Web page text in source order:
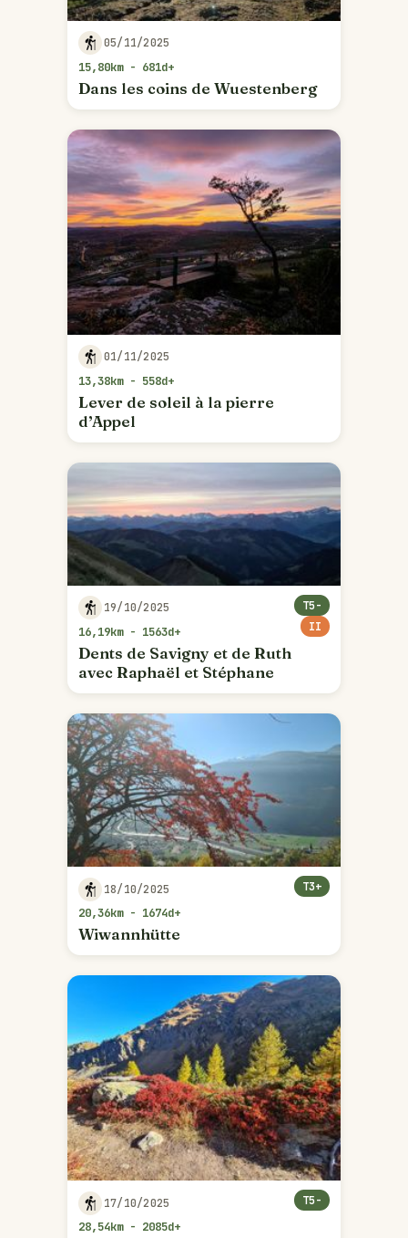
05/11/2025
15,80km - 681d+
Dans les coins de Wuestenberg
01/11/2025
13,38km - 558d+
Lever de soleil à la pierre
d’Appel
19/10/2025
16,19km - 1563d+
Dents de Savigny et de Ruth
avec Raphaël et Stéphane
T5-
II
18/10/2025
20,36km - 1674d+
Wiwannhütte
T3+
17/10/2025
28,54km - 2085d+
T5-